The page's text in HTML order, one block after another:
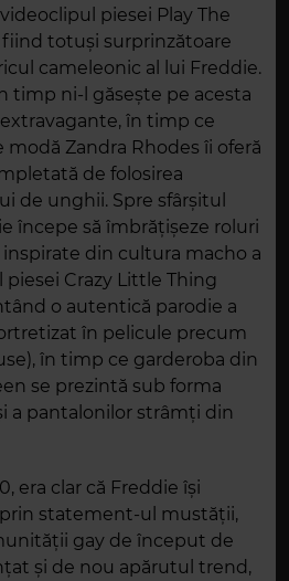
piesei Play The
fiind totuși surprinzătoare
cameleonic al lui Freddie.
timp ni-l găsește pe acesta
în timp ce
modă Zandra Rhodes îi oferă
de folosirea
de unghii. Spre sfârșitul
începe să îmbrățișeze roluri
din cultura macho a
piesei Crazy Little Thing
o autentică parodie a
în pelicule precum
în timp ce garderoba din
se prezintă sub forma
a pantalonilor strâmți din
era clar că Freddie își
statement-ul mustății,
gay de început de
și de nou apărutul trend,